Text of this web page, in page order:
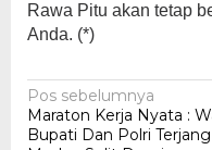
Rawa Pitu akan tetap
Anda. (*)
Navigasi
pos
Pos sebelumnya
Maraton Kerja Nyata :
Bupati Dan Polri Terjang